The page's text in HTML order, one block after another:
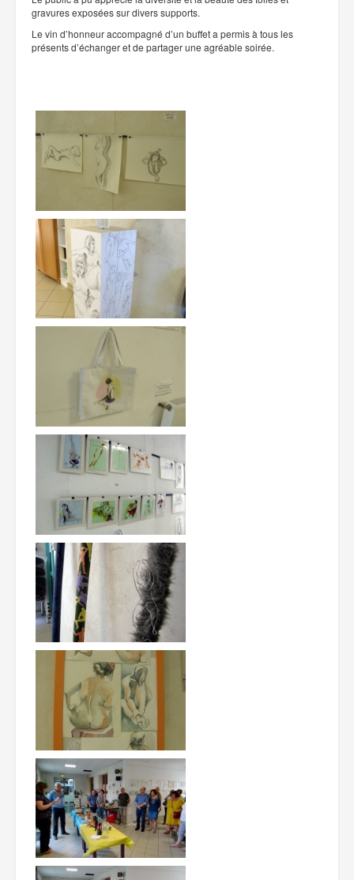
gravures exposées sur divers supports.
Le vin d’honneur accompagné d’un buffet a permis à tous les
présents d’échanger et de partager une agréable soirée.